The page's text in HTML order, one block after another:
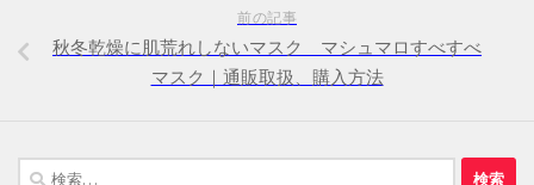
前の記事
秋冬乾燥に肌荒れしないマスク マシュマロすべすべ
マスク｜通販取扱、購入方法
検